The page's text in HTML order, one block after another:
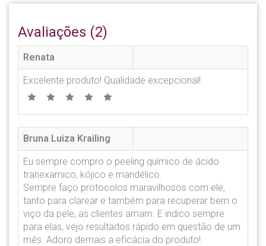
Avaliações (2)
Renata
Excelente produto! Qualidade excepcional!
Bruna Luiza Krailing
Eu sempre compro o peeling químico de ácido
tranexamico, kójico e mandélico.
Sempre faço protocolos maravilhosos com ele,
tanto para clarear e também para recuperar bem o
viço da pele, as clientes amam. E indico sempre
para elas, vejo resultados rápido em questão de um
mês. Adoro demais a eficácia do produto!